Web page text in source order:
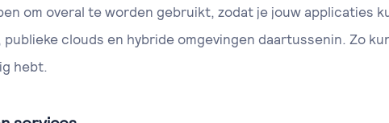
om overal te worden gebruikt, zodat je jouw applicaties
clouds en hybride omgevingen daartussenin. Zo
hebt.